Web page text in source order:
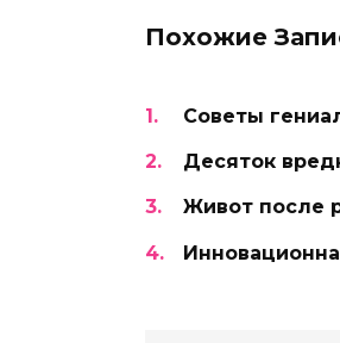
Похожие
Советы
Десяток
Живот после